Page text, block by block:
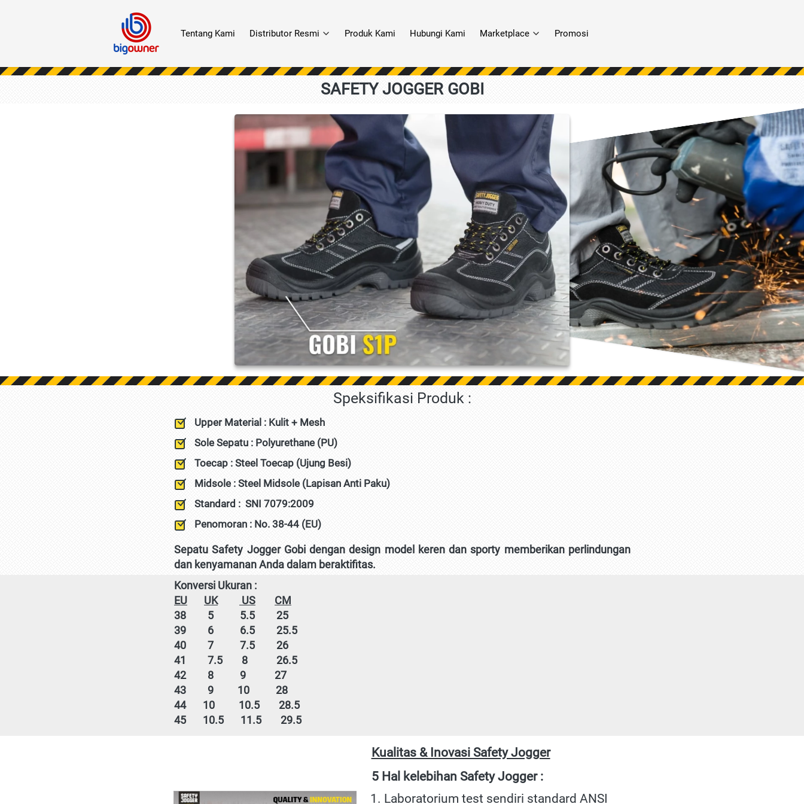
Tentang Kami Distributor Resmi Produk Kami Hubungi Kami Marketplace Promosi
SAFETY JOGGER GOBI
Speksifikasi Produk :
Upper Material : Kulit + Mesh
Sole Sepatu : Polyurethane (PU)
Toecap : Steel Toecap (Ujung Besi)
Midsole : Steel Midsole (Lapisan Anti Paku)
Standard : SNI 7079:2009
Penomoran : No. 38-44 (EU)
Sepatu Safety Jogger Gobi dengan design model keren dan sporty memberikan perlindungan
dan kenyamanan Anda dalam beraktifitas.
Konversi Ukuran :
EU
UK US
CM
38
        5           5.5         25
39
      6           6.5         25.5
40
        7           7.5         26
41
        7.5        8            26.5
42
        8           9            27
43
        9          10           28
44
    10          10.5        28.5
45
      10.5       11.5        29.5
Kualitas & Inovasi Safety Jogger
5 Hal kelebihan Safety Jogger :
Laboratorium test sendiri standard ANSI